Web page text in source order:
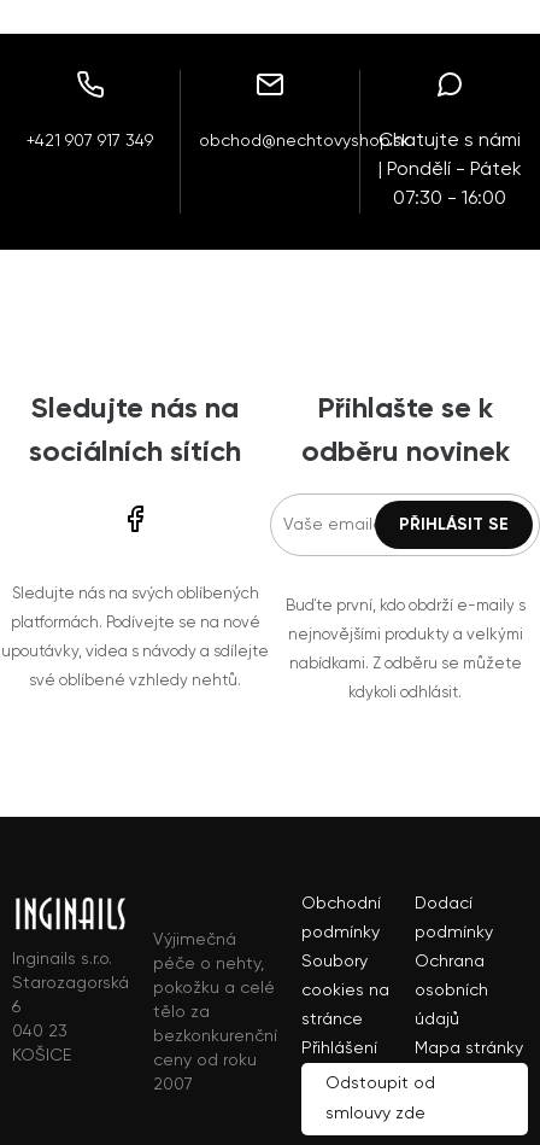
+421 907 917 349 obchod@nechtovyshop.skChatujte s námi
| Pondělí - Pátek
07:30 - 16:00
Sledujte nás na
sociálních sítích
Sledujte nás na svých oblíbených
platformách. Podívejte se na nové
upoutávky, videa s návody a sdílejte
své oblíbené vzhledy nehtů.
Přihlašte se k
odběru novinek
Buďte první, kdo obdrží e-maily s
nejnovějšími produkty a velkými
nabídkami. Z odběru se můžete
kdykoli odhlásit.
Inginails s.r.o.
Starozagorská
6
040 23
KOŠICE
Výjimečná
péče o nehty,
pokožku a celé
tělo za
bezkonkurenční
ceny od roku
2007
Obchodní
podmínky
Dodací
podmínky
Soubory
cookies na
stránce
Ochrana
osobních
údajů
Přihlášení
Mapa stránky
Odstoupit od
smlouvy zde